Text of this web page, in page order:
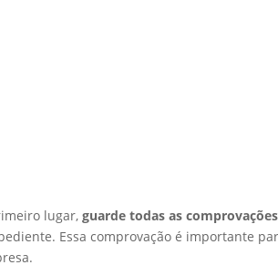
lugar,guarde todas as
Essa comprovação é importante